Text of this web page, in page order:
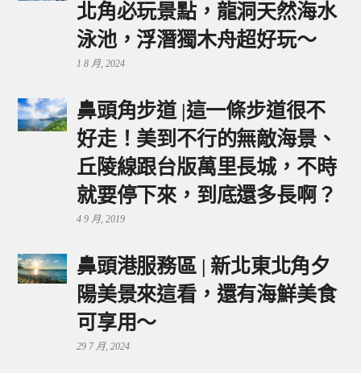
北角必玩景點，龍洞天然海水
泳池，浮潛獨木舟超好玩～
1 8 月, 2024
鼻頭角步道 |這一條步道很不
好走！美到不行的無敵海景、
丘陵線跟台版萬里長城，不時
就要停下來，到底還多長啊？
4 9 月, 2019
鼻頭港服務區 | 新北東北角夕
陽美景來這看，還有海鮮美食
可享用～
29 7 月, 2024